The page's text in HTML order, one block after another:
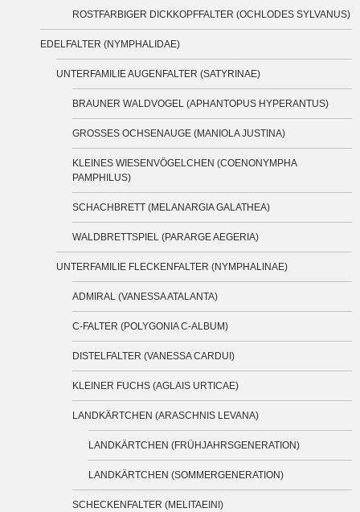
ROSTFARBIGER DICKKOPFFALTER (OCHLODES SYLVANUS)
EDELFALTER (NYMPHALIDAE)
UNTERFAMILIE AUGENFALTER (SATYRINAE)
BRAUNER WALDVOGEL (APHANTOPUS HYPERANTUS)
GROSSES OCHSENAUGE (MANIOLA JUSTINA)
KLEINES WIESENVÖGELCHEN (COENONYMPHA
PAMPHILUS)
SCHACHBRETT (MELANARGIA GALATHEA)
WALDBRETTSPIEL (PARARGE AEGERIA)
UNTERFAMILIE FLECKENFALTER (NYMPHALINAE)
ADMIRAL (VANESSA ATALANTA)
C-FALTER (POLYGONIA C-ALBUM)
DISTELFALTER (VANESSA CARDUI)
KLEINER FUCHS (AGLAIS URTICAE)
LANDKÄRTCHEN (ARASCHNIS LEVANA)
LANDKÄRTCHEN (FRÜHJAHRSGENERATION)
LANDKÄRTCHEN (SOMMERGENERATION)
SCHECKENFALTER (MELITAEINI)